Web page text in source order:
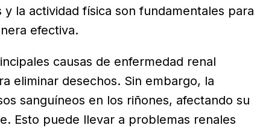
la actividad física son fundamentales para
efectiva.
causas de enfermedad renal
eliminar desechos. Sin embargo, la
sanguíneos en los riñones, afectando su
Esto puede llevar a problemas renales